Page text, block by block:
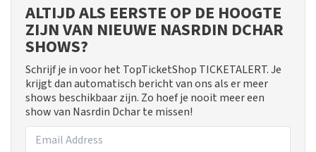
ALTIJD ALS EERSTE OP DE HOOGTE
ZIJN VAN NIEUWE NASRDIN DCHAR
SHOWS?
Schrijf je in voor het TopTicketShop TICKETALERT. Je
krijgt dan automatisch bericht van ons als er meer
shows beschikbaar zijn. Zo hoef je nooit meer een
show van Nasrdin Dchar te missen!